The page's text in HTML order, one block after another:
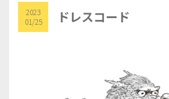
2023
01/25
ドレスコード